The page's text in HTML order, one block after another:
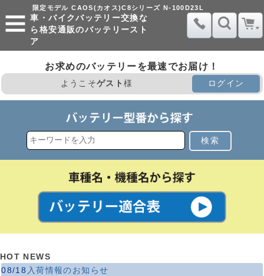
限定モデル CAOS(カオス)C8シリーズ N-100D23L
車・バイクバッテリー交換な
ら格安通販のバッテリースト
ア
お求めのバッテリーを最速でお届け！
ようこそゲスト様 ログイン
検索
HOT NEWS
08/18 入荷情報のお知らせ